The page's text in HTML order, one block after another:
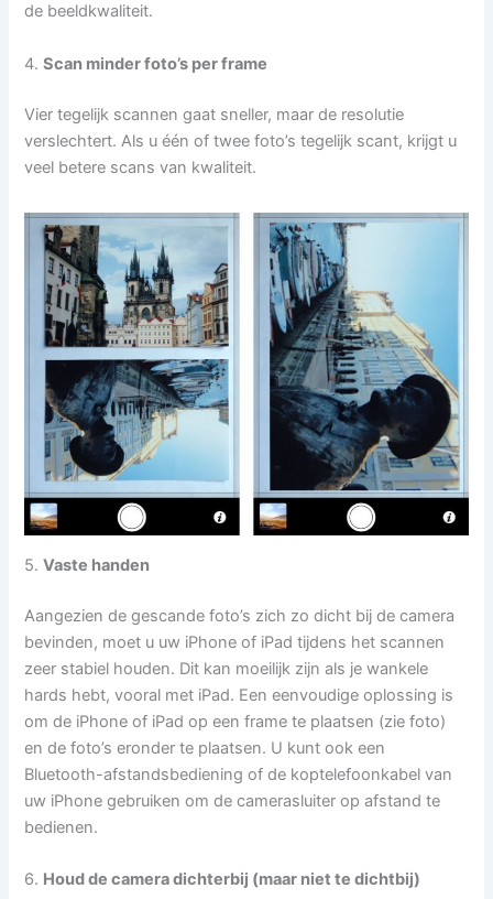
de beeldkwaliteit.
4.Scan minder foto’s per frame
Vier tegelijk scannen gaat sneller, maar de resolutie
verslechtert. Als u één of twee foto’s tegelijk scant, krijgt u
veel betere scans van kwaliteit.
5.Vaste handen
Aangezien de gescande foto’s zich zo dicht bij de camera
bevinden, moet u uw iPhone of iPad tijdens het scannen
zeer stabiel houden. Dit kan moeilijk zijn als je wankele
hards hebt, vooral met iPad. Een eenvoudige oplossing is
om de iPhone of iPad op een frame te plaatsen (zie foto)
en de foto’s eronder te plaatsen. U kunt ook een
Bluetooth-afstandsbediening of de koptelefoonkabel van
uw iPhone gebruiken om de camerasluiter op afstand te
bedienen.
6. Houd de camera dichterbij (maar niet te dichtbij)